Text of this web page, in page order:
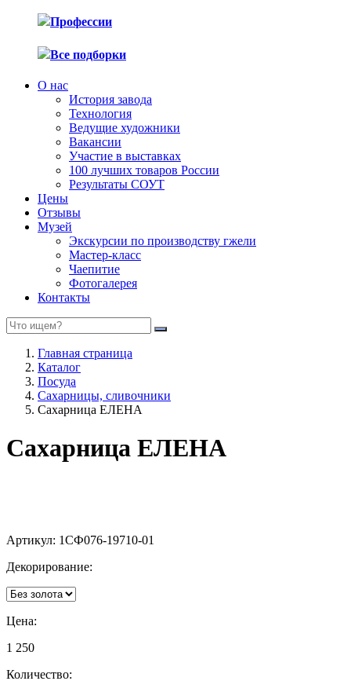
Профессии
Все подборки
О нас
История завода
Технология
Ведущие художники
Вакансии
Участие в выставках
100 лучших товаров России
Результаты СОУТ
Цены
Отзывы
Музей
Экскурсии по производству гжели
Мастер-класс
Чаепитие
Фотогалерея
Контакты
Главная страница
Каталог
Посуда
Сахарницы, сливочники
Сахарница ЕЛЕНА
Сахарница ЕЛЕНА
Артикул: 1СФ076-19710-01
Декорирование:
Цена:
1 250
Количество: